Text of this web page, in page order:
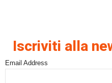
Iscriviti alla
Email Address